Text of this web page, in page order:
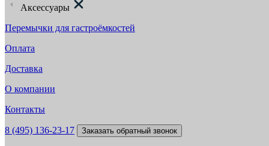
Аксессуары
Перемычки для гастроёмкостей
Оплата
Доставка
О компании
Контакты
8 (495) 136-23-17 Заказать обратный звонок